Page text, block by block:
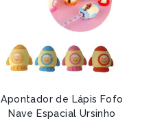
Apontador de Lápis Fofo
Nave Espacial Ursinho